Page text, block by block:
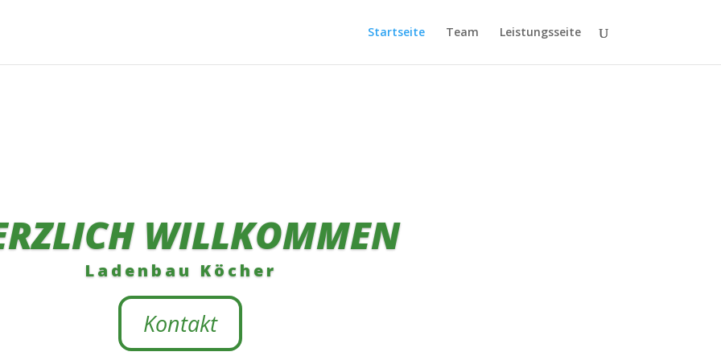
Startseite Team Leistungsseite
WILLKOMMEN
Ladenbau Köcher
Kontakt